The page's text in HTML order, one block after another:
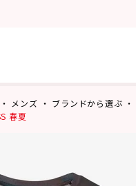
メンズ ブランドから選ぶ
春夏